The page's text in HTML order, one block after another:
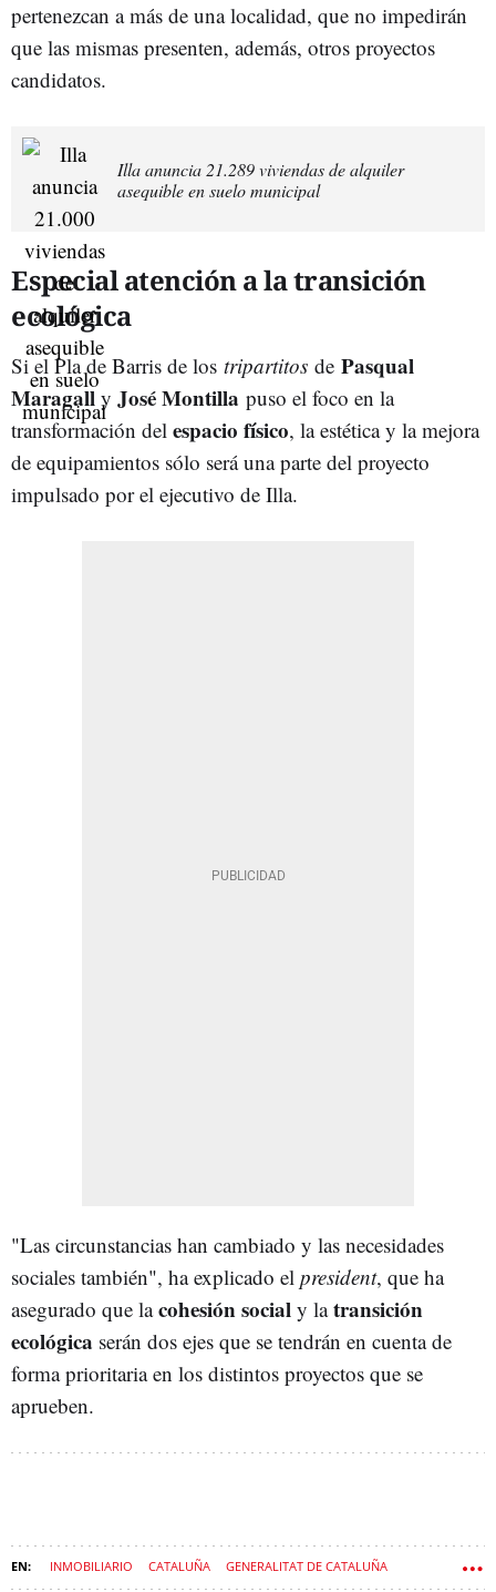
pertenezcan a más de una localidad, que no impedirán
que las mismas presenten, además, otros proyectos
candidatos.
Illa anuncia 21.289 viviendas de alquiler
asequible en suelo municipal
Especial atención a la transición
ecológica
Si el Pla de Barris de los tripartitos de Pasqual
Maragall y José Montilla puso el foco en la
transformación del espacio físico, la estética y la mejora
de equipamientos sólo será una parte del proyecto
impulsado por el ejecutivo de Illa.
"Las circunstancias han cambiado y las necesidades
sociales también", ha explicado el president, que ha
asegurado que lacohesión social y latransición
ecológica serán dos ejes que se tendrán en cuenta de
forma prioritaria en los distintos proyectos que se
aprueben.
INMOBILIARIO CATALUÑA GENERALITAT DE CATALUÑA